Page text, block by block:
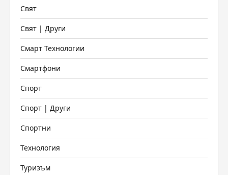
Свят
Свят | Други
Смарт Технологии
Смартфони
Спорт
Спорт | Други
Спортни
Технология
Туризъм